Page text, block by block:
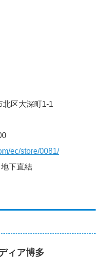
北区大深町1-1
ec/store/0081/
下直結
ィア博多